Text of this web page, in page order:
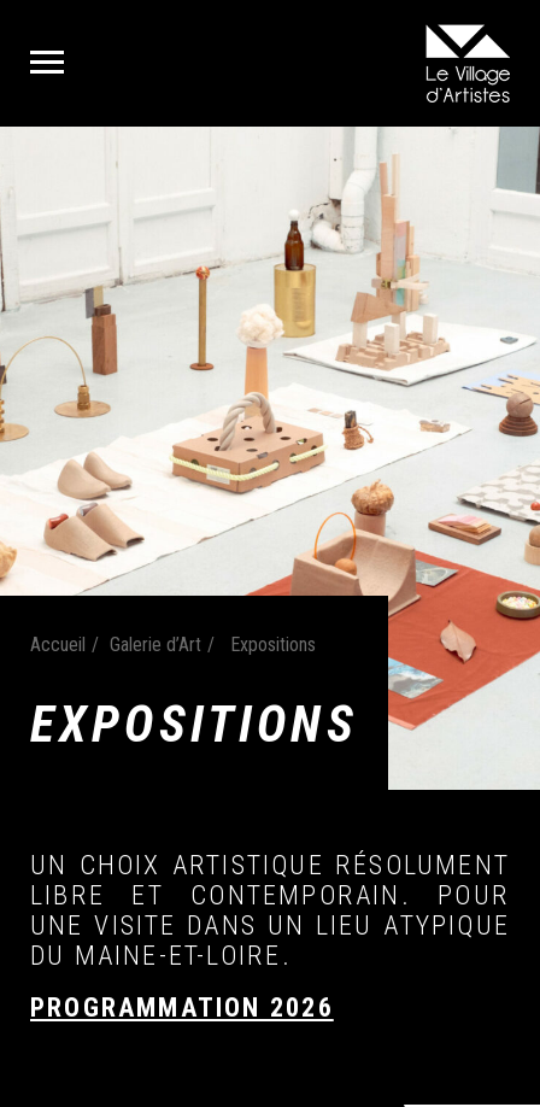
Accueil Galerie d’Art Expositions
EXPOSITIONS
UN CHOIX ARTISTIQUE RÉSOLUMENT
LIBRE ET CONTEMPORAIN. POUR
UNE VISITE DANS UN LIEU ATYPIQUE
DU MAINE-ET-LOIRE.
PROGRAMMATION 2026